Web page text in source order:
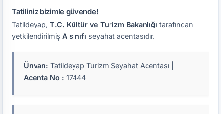
Tatiliniz bizimle güvende!
Tatildeyap, T.C. Kültür ve Turizm Bakanlığı tarafından
yetkilendirilmiş A sınıfı seyahat acentasıdır.
Ünvan: Tatildeyap Turizm Seyahat Acentası |
Acenta No : 17444